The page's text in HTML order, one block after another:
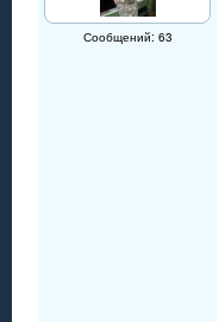
Сообщений: 63